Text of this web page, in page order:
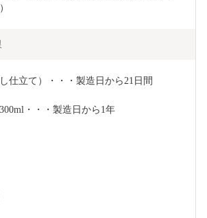
仕立て）・・・製造日から21日間
・・・製造日から1年